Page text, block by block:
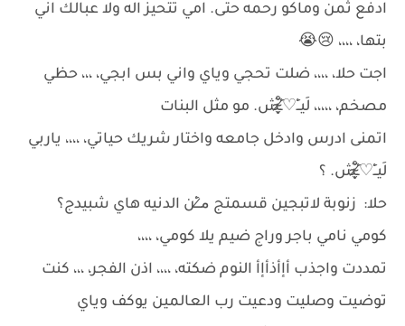
ادفع ثمن وماكو رحمه حتى. امي تتحيز اله ولا عبالك اني
بتها، ،،،، 😢😭
اجت حلا، ،،،، ضلت تحجي وياي واني بس ابجي، ،،، حظي
مصخم، ،،،،، لَيــِْ♡̷̴̬̩̃̊ـِْش. مو مثل البنات
اتمنى ادرس وادخل جامعه واختار شريك حياتي، ،،،، ياربي
لَيــِْ♡̷̴̬̩̃̊ـِْش. ؟
حلا: زنوبة لاتبجين قسمتج م̷ـــِْن الدنيه هاي شبيدج؟
كومي نامي باجر وراج ضيم يلا كومي، ،،،،
تمددت واجذب أإأذأإأ النوم ضكته، ،،،، اذن الفجر، ،،، كنت
توضيت وصليت ودعيت رب العالمين يوكف وياي